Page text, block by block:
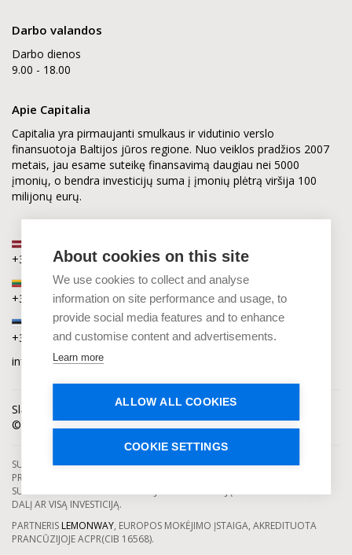
About cookies on this site
We use cookies to collect and analyse
information on site performance and usage, to
provide social media features and to enhance
and customise content and advertisements.
Learn more
ALLOW ALL COOKIES
COOKIE SETTINGS
Darbo valandos
Darbo dienos
9.00 - 18.00
Apie Capitalia
Capitalia yra pirmaujanti smulkaus ir vidutinio verslo
finansuotoja Baltijos jūros regione. Nuo veiklos pradžios 2007
metais, jau esame suteikę finansavimą daugiau nei 5000
įmonių, o bendra investicijų suma į įmonių plėtrą viršija 100
milijonų eurų.
+371 2880 0880
Lietuva
+370 6168 0880
Estija
+372 5864 0880
info@capitalia.com
Slapukų privatumas Naujienos Kontaktai
© Capitalia 2009-2026. Teisės saugomos.
SUTELKTINIO FINANSAVIMO PASLAUGAS TEIKIA SE CAPITALIA, KURI YRA
PRIŽIŪRIMA IR LICENCIJUOTA LATVIJOS BANKO. INVESTAVIMAS Į
SUTELKTINIO FINANSAVIMO PROJEKTUS YRA SUSIJĘS SU RIZIKA PRARASTI
DALĮ AR VISĄ INVESTICIJĄ.
PARTNERIS LEMONWAY, EUROPOS MOKĖJIMO ĮSTAIGA, AKREDITUOTA
PRANCŪZIJOJE ACPR(CIB 16568).